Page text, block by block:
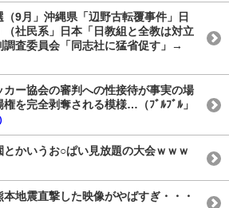
（9月」沖縄県「辺野古転覆事件」日
社民系」日本「日教組と全教は対立
調査委員会「同志社に猛省促す」→
ー協会の審判への性接待が事実の場
を完全剥奪される模様…（ﾌﾞﾙﾌﾞﾙ」
とかいうお○ぱい見放題の大会ｗｗｗ
本地震直撃した映像がやばすぎ・・・